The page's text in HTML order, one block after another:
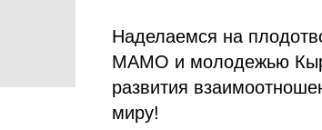
Наделаемся на
МАМО и молодежью
развития
миру!